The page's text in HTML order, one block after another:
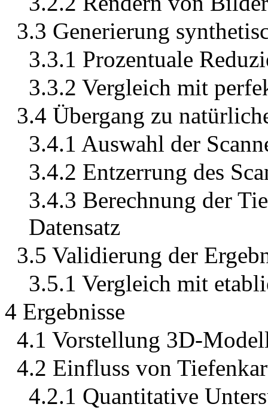
3.3 Generierung
3.3.1 Prozentuale
3.3.2 Vergleich mit
3.4 Übergang zu
3.4.1 Auswahl der
3.4.2 Entzerrung des
3.4.3 Berechnung der
Datensatz
3.5 Validierung der
3.5.1 Vergleich mit
4 Ergebnisse
4.1 Vorstellung 3D-
4.2 Einfluss von
4.2.1 Quantitative